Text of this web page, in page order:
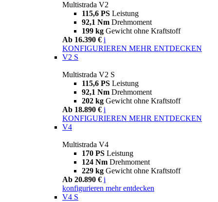
Multistrada V2
115,6 PS Leistung
92,1 Nm Drehmoment
199 kg Gewicht ohne Kraftstoff
Ab 16.390 € i
KONFIGURIEREN MEHR ENTDECKEN
V2 S
Multistrada V2 S
115,6 PS Leistung
92,1 Nm Drehmoment
202 kg Gewicht ohne Kraftstoff
Ab 18.890 € i
KONFIGURIEREN MEHR ENTDECKEN
V4
Multistrada V4
170 PS Leistung
124 Nm Drehmoment
229 kg Gewicht ohne Kraftstoff
Ab 20.890 € i
konfigurieren mehr entdecken
V4 S